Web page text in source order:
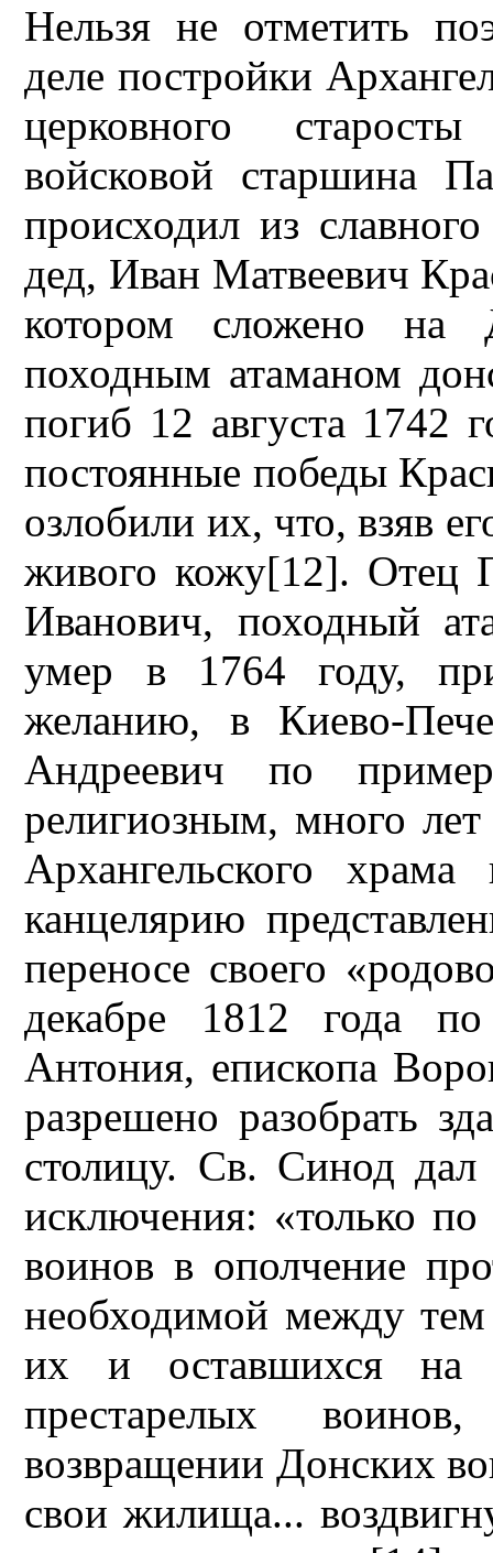
Нельзя не отметить
деле постройки
церковного
войсковой старшина
происходил из
дед, Иван Матвеевич
котором сложено на
походным атаманом
погиб 12 августа 1742
постоянные победы
озлобили их, что, взяв
живого кожу[12]. Отец
Иванович, походный
умер в 1764 году,
желанию, в Киево-
Андреевич по
религиозным, много
Архангельского
канцелярию
переносе своего
декабре 1812 года по
Антония, епископа
разрешено разобрать
столицу. Св. Синод
исключения: «только
воинов в ополчение
необходимой между
их и оставшихся на
престарелых
возвращении Донских
свои жилища...